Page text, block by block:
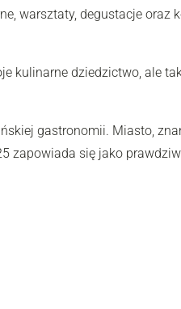
warsztaty, degustacje oraz
kulinarne dziedzictwo, ale
gastronomii. Miasto,
się jako